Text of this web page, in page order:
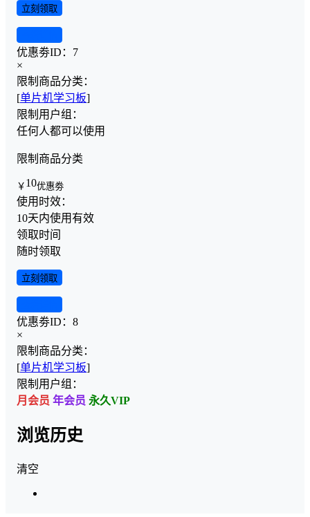
立刻领取
优惠劵ID： 7
×
限制商品分类：
[单片机学习板]
限制用户组：
任何人都可以使用
限制商品分类
￥ 10优惠劵
使用时效：
10天内使用有效
领取时间
随时领取
立刻领取
优惠劵ID： 8
×
限制商品分类：
[单片机学习板]
限制用户组：
月会员 年会员 永久VIP
浏览历史
清空